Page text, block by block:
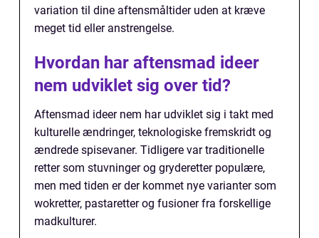
variation til dine aftensmåltider uden at kræve
meget tid eller anstrengelse.
Hvordan har aftensmad ideer
nem udviklet sig over tid?
Aftensmad ideer nem har udviklet sig i takt med
kulturelle ændringer, teknologiske fremskridt og
ændrede spisevaner. Tidligere var traditionelle
retter som stuvninger og gryderetter populære,
men med tiden er der kommet nye varianter som
wokretter, pastaretter og fusioner fra forskellige
madkulturer.